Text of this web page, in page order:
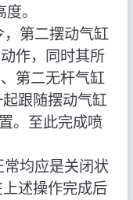
。
第二摆动气缸
作，同时其所
第二无杆气缸
跟随摆动气缸
。至此完成喷
均应是关闭状
述操作完成后